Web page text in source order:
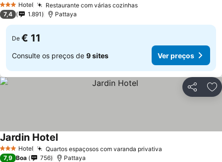
3 EstrelasHotel Restaurante com várias cozinhas
7,4 1.891 Pattaya
De € 11
Consulte os preços de 9 sites Ver preços
Partilhar
3 EstrelasHotel Quartos espaçosos com varanda privativa
Jardin Hotel
7,9 Boa 756 Pattaya